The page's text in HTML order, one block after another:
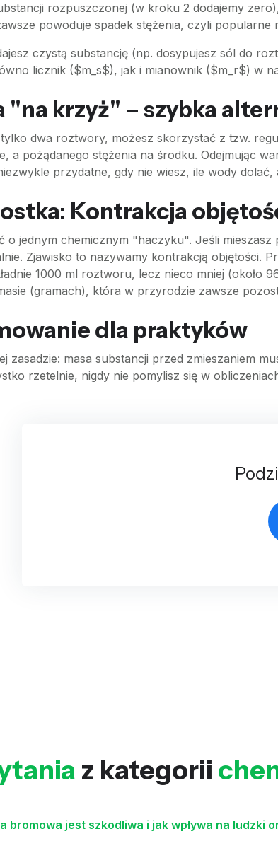
rozpuszczonej (w kroku 2 dodajemy
powoduje spadek stężenia, czyli popularne
czystą substancję (np. dosypujesz sól do
licznik ($m_s$), jak i mianownik ($m_r$) w
"na krzyż" – szybka
dwa roztwory, możesz skorzystać z tzw.
a pożądanego stężenia na środku. Odejmując
przydatne, gdy nie wiesz, ile wody
Kontrakcja
o jednym chemicznym "haczyku". Jeśli
Zjawisko to nazywamy kontrakcją objętości.
1000 ml roztworu, lecz nieco mniej
(gramach), która w przyrodzie zawsze
dla praktyków
zasadzie: masa substancji przed zmieszaniem
rzetelnie, nigdy nie pomylisz się w
z kategorii
bromowa jest szkodliwa i jak wpływa na ludzki